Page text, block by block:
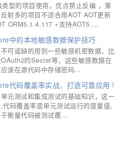
型的项目使用，优点禁止反编 ，第
射多的项目不适合用AOT AOT更新
ORM5.1.4.117 +支持AOT5....
中的本地敏感数据保护技巧
可或缺的用到一些敏感机密数据，比
的Secret等，这些敏感数据在
该在源代码中存储密码...
代码覆盖率实战，打造可靠应用 !
元测试和集成测试的基础知识，这一
码覆盖率是单元测试运行的度量值,
衡量代码被测试覆...